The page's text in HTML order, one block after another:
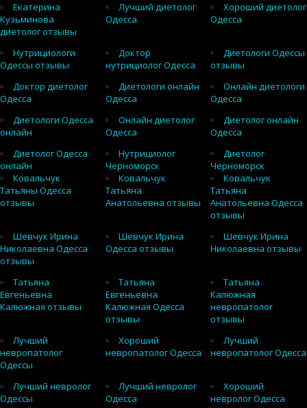
Екатерина
Кузьминова
диетолог отзывы
Лучший диетолог
Одесса
Хороший диетолог
Одесса
Нутрициологи
Одессы отзывы
Доктор
нутрициолог Одесса
Диетологи Одессы
отзывы
Доктор диетолог
Одесса
Диетологи онлайн
Одесса
Онлайн диетологи
Одесса
Диетологи Одесса
онлайн
Онлайн диетолог
Одесса
Диетолог онлайн
Одесса
Диетолог Одесса
онлайн
Нутрициолог
Черноморск
Диетолог
Черноморск
Ковальчук
Татьяны Одесса
отзывы
Ковальчук
Татьяна
Анатольевна отзывы
Ковальчук
Татьяна
Анатольевна Одесса
отзывы
Шевчук Ирина
Николаевна Одесса
отзывы
Шевчук Ирина
Одесса отзывы
Шевчук Ирина
Николаевна отзывы
Татьяна
Евгеньевна
Калюжная отзывы
Татьяна
Евгеньевна
Калюжная Одесса
отзывы
Татьяна
Калюжная
невропатолог
отзывы
Лучший
невропатолог
Одессы
Хороший
невропатолог Одесса
Лучший
невропатолог Одесса
Лучший невролог
Одессы
Лучший невролог
Одесса
Хороший
невролог Одесса